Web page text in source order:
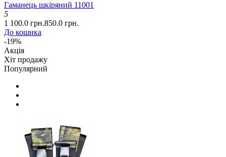
Гаманець шкіряний 11001
5
1 100.0 грн.850.0 грн.
До кошика
-19%
Акція
Хіт продажу
Популярний